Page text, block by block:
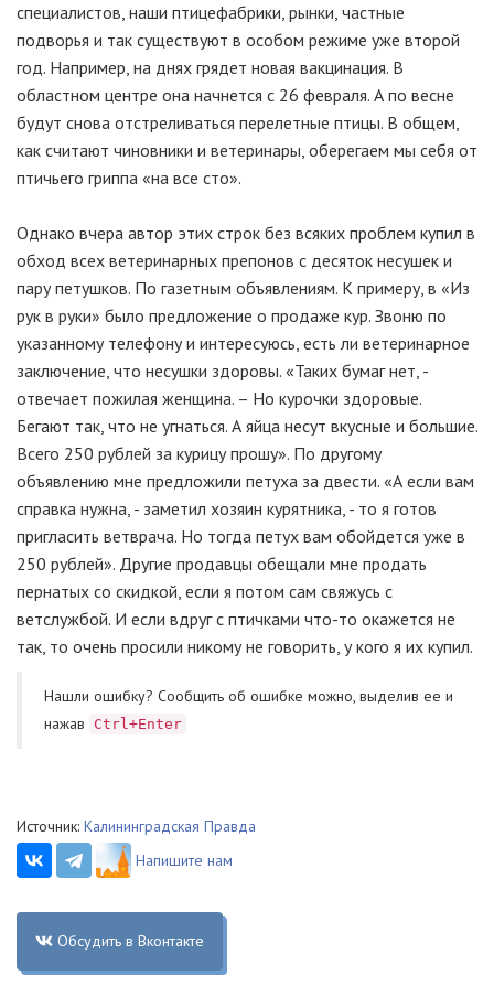
специалистов, наши птицефабрики, рынки, частные
подворья и так существуют в особом режиме уже второй
год. Например, на днях грядет новая вакцинация. В
областном центре она начнется с 26 февраля. А по весне
будут снова отстреливаться перелетные птицы. В общем,
как считают чиновники и ветеринары, оберегаем мы себя от
птичьего гриппа «на все сто».
Однако вчера автор этих строк без всяких проблем купил в
обход всех ветеринарных препонов с десяток несушек и
пару петушков. По газетным объявлениям. К примеру, в «Из
рук в руки» было предложение о продаже кур. Звоню по
указанному телефону и интересуюсь, есть ли ветеринарное
заключение, что несушки здоровы. «Таких бумаг нет, -
отвечает пожилая женщина. – Но курочки здоровые.
Бегают так, что не угнаться. А яйца несут вкусные и большие.
Всего 250 рублей за курицу прошу». По другому
объявлению мне предложили петуха за двести. «А если вам
справка нужна, - заметил хозяин курятника, - то я готов
пригласить ветврача. Но тогда петух вам обойдется уже в
250 рублей». Другие продавцы обещали мне продать
пернатых со скидкой, если я потом сам свяжусь с
ветслужбой. И если вдруг с птичками что-то окажется не
так, то очень просили никому не говорить, у кого я их купил.
Нашли ошибку? Cообщить об ошибке можно, выделив ее и
нажав
Ctrl+Enter
Источник: Калининградская Правда
Напишите нам
Обсудить в Вконтакте